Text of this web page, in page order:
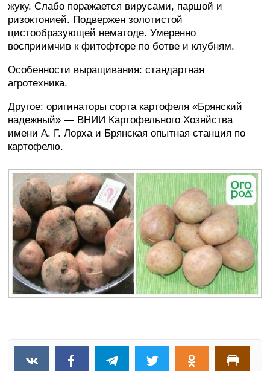
жуку. Слабо поражается вирусами, паршой и
ризоктонией. Подвержен золотистой
цистообразующей нематоде. Умеренно
восприимчив к фитофторе по ботве и клубням.
Особенности выращивания: стандартная
агротехника.
Другое: оригинаторы сорта картофеля «Брянский
надежный» — ВНИИ Картофельного Хозяйства
имени А. Г. Лорха и Брянская опытная станция по
картофелю.